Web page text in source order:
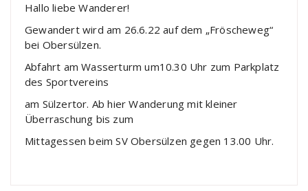
Hallo liebe Wanderer!
Gewandert wird am 26.6.22 auf dem „Fröscheweg“
bei Obersülzen.
Abfahrt am Wasserturm um10.30 Uhr zum Parkplatz
des Sportvereins
am Sülzertor. Ab hier Wanderung mit kleiner
Überraschung bis zum
Mittagessen beim SV Obersülzen gegen 13.00 Uhr.